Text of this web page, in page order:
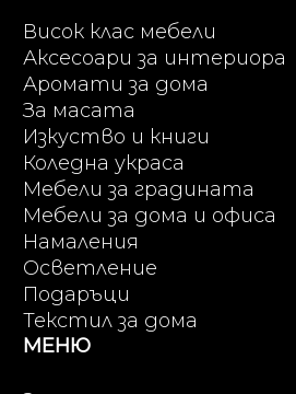
Висок клас мебели
Аксесоари за интериора
Аромати за дома
За масата
Изкуство и книги
Коледна украса
Мебели за градината
Мебели за дома и офиса
Намаления
Осветление
Подаръци
Текстил за дома
МЕНЮ